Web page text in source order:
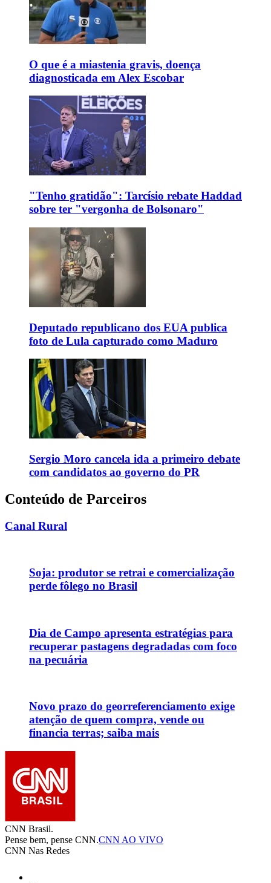
O que é a miastenia gravis, doença
diagnosticada em Alex Escobar
"Tenho gratidão": Tarcísio rebate Haddad
sobre ter "vergonha de Bolsonaro"
Deputado republicano dos EUA publica
foto de Lula capturado como Maduro
Sergio Moro cancela ida a primeiro debate
com candidatos ao governo do PR
Conteúdo de Parceiros
Canal Rural
Soja: produtor se retrai e comercialização
perde fôlego no Brasil
Dia de Campo apresenta estratégias para
recuperar pastagens degradadas com foco
na pecuária
Novo prazo do georreferenciamento exige
atenção de quem compra, vende ou
financia terras; saiba mais
CNN Brasil.
Pense bem, pense CNN.CNN AO VIVO
CNN Nas Redes